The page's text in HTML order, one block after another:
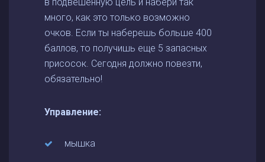
много, как это только возможно
очков. Если ты наберешь больше 400
баллов, то получишь еще 5 запасных
присосок. Сегодня должно повезти,
обязательно!
Управление:
мышка